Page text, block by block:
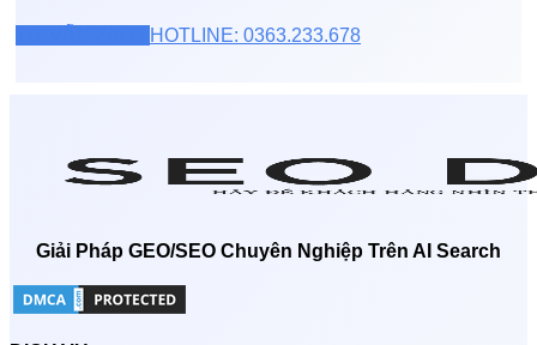
HOTLINE: 0363.233.678
Giải Pháp GEO/SEO Chuyên Nghiệp Trên AI Search